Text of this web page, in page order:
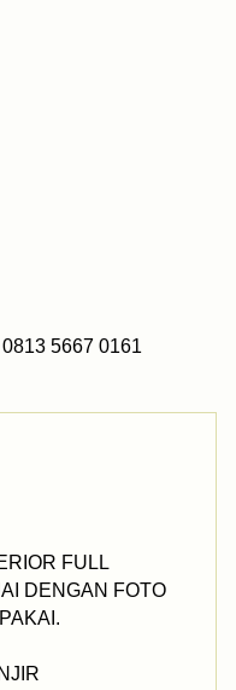
5667 0161
FULL
DENGAN FOTO